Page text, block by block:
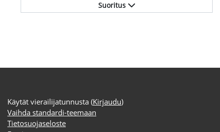
Suoritus
Käytät vierailijatunnusta (Kirjaudu)
Vaihda standardi-teemaan
Tietosuojaseloste